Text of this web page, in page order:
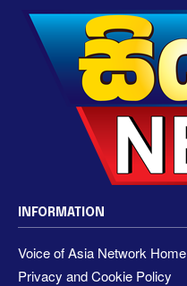
INFORMATION
Voice of Asia Network Home
Privacy and Cookie Policy